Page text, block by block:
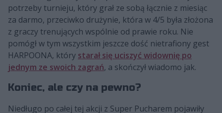
potrzeby turnieju, który grał ze sobą łącznie z miesiąc
za darmo, przeciwko drużynie, która w 4/5 była złożona
z graczy trenujących wspólnie od prawie roku. Nie
pomógł w tym wszystkim jeszcze dość nietrafiony gest
HARPOONA, który starał się uciszyć widownię po
jednym ze swoich zagrań, a skończył wiadomo jak.
Koniec, ale czy na pewno?
Niedługo po całej tej akcji z Super Pucharem pojawiły